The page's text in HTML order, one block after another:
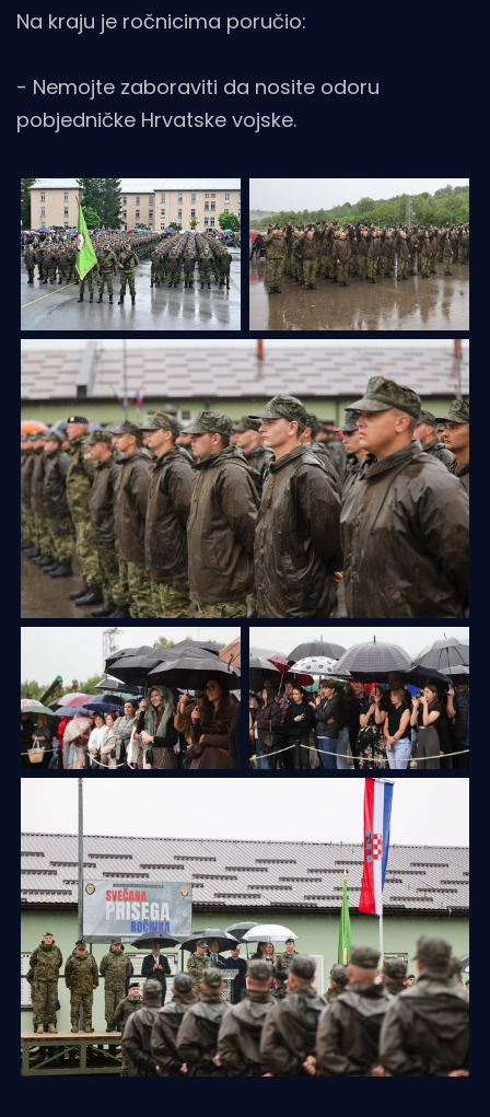
Na kraju je ročnicima poručio:
- Nemojte zaboraviti da nosite odoru
pobjedničke Hrvatske vojske.